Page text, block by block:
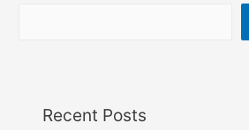
Recent Posts